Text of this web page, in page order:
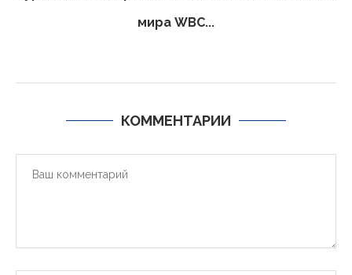
мира WBC...
КОММЕНТАРИИ